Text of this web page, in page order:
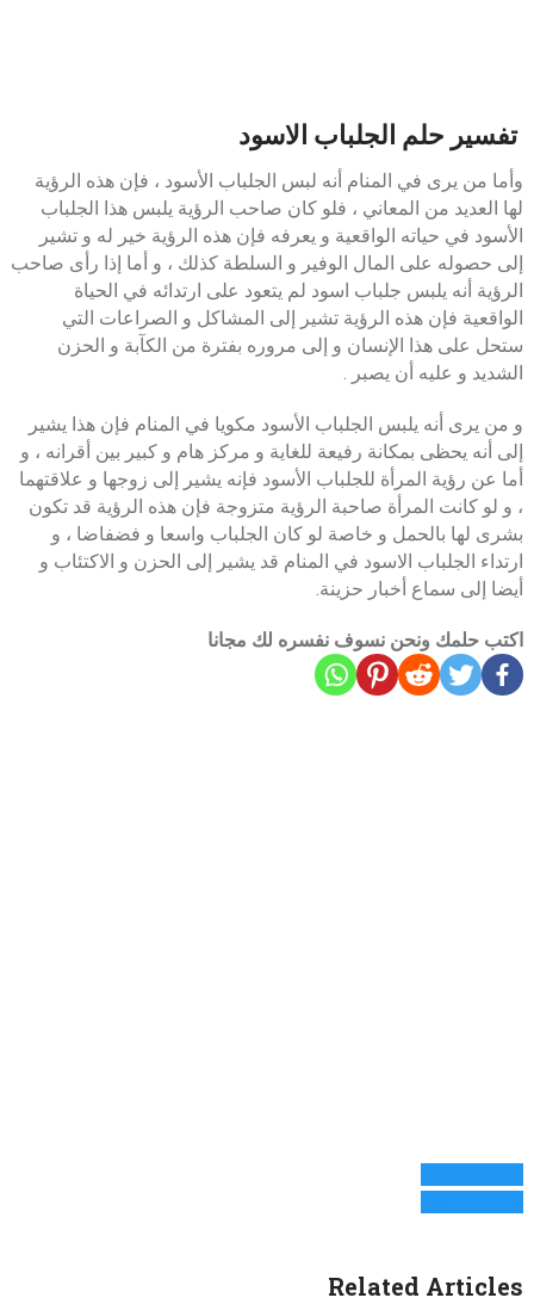
تفسير حلم الجلباب الاسود
وأما من يرى في المنام أنه لبس الجلباب الأسود ، فإن هذه الرؤية
لها العديد من المعاني ، فلو كان صاحب الرؤية يلبس هذا الجلباب
الأسود في حياته الواقعية و يعرفه فإن هذه الرؤية خير له و تشير
إلى حصوله على المال الوفير و السلطة كذلك ، و أما إذا رأى صاحب
الرؤية أنه يلبس جلباب اسود لم يتعود على ارتدائه في الحياة
الواقعية فإن هذه الرؤية تشير إلى المشاكل و الصراعات التي
ستحل على هذا الإنسان و إلى مروره بفترة من الكآبة و الحزن
الشديد و عليه أن يصبر .
و من يرى أنه يلبس الجلباب الأسود مكويا في المنام فإن هذا يشير
إلى أنه يحظى بمكانة رفيعة للغاية و مركز هام و كبير بين أقرانه ، و
أما عن رؤية المرأة للجلباب الأسود فإنه يشير إلى زوجها و علاقتهما
، و لو كانت المرأة صاحبة الرؤية متزوجة فإن هذه الرؤية قد تكون
بشرى لها بالحمل و خاصة لو كان الجلباب واسعا و فضفاضا ، و
ارتداء الجلباب الاسود في المنام قد يشير إلى الحزن و الاكتئاب و
أيضا إلى سماع أخبار حزينة.
اكتب حلمك ونحن نسوف نفسره لك مجانا
Related Articles